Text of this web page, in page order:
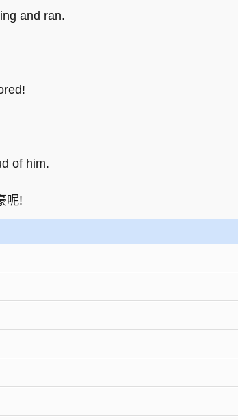
and ran.
of him.
呢!